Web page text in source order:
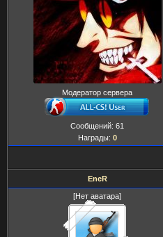
Модератор сервера
Сообщений: 61
Награды: 0
EneR
[Нет аватара]